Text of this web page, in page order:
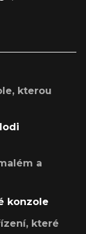
kterou
a
konzole
které